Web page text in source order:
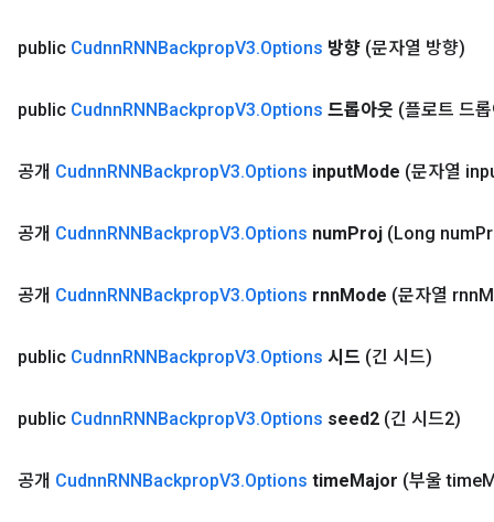
public CudnnRNNBackpropV3.Options 방향 (문자열 방향)
public CudnnRNNBackpropV3.Options 드롭아웃 (플로트 드
공개 CudnnRNNBackpropV3.Options inputMode (문자열
공개 CudnnRNNBackpropV3.Options numProj (Long num
공개 CudnnRNNBackpropV3.Options rnnMode (문자열 rnn
public CudnnRNNBackpropV3.Options 시드 (긴 시드)
public CudnnRNNBackpropV3.Options seed2 (긴 시드2)
공개 CudnnRNNBackpropV3.Options timeMajor (부울 time